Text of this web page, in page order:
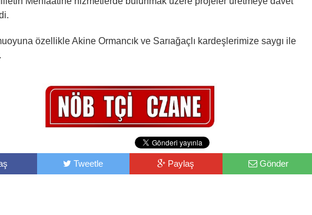
özellikle Akine Ormancık ve Sarıağaçlı kardeşlerimize saygı ile
Tweetle Paylaş Gönder